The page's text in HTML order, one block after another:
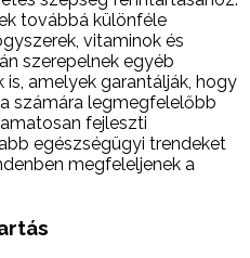
továbbá különféle
vitaminok és
szerepelnek egyéb
amelyek garantálják, hogy
számára legmegfelelőbb
fejleszti
egészségügyi trendeket
megfeleljenek a